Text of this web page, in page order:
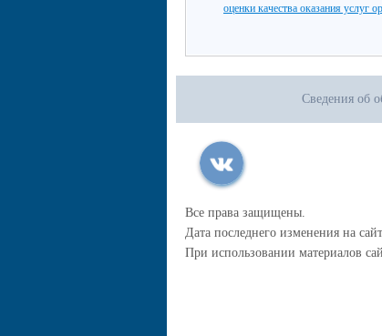
оценки качества оказания услуг
Сведения об
Все права защищены.
Дата последнего изменения на
При использовании материалов